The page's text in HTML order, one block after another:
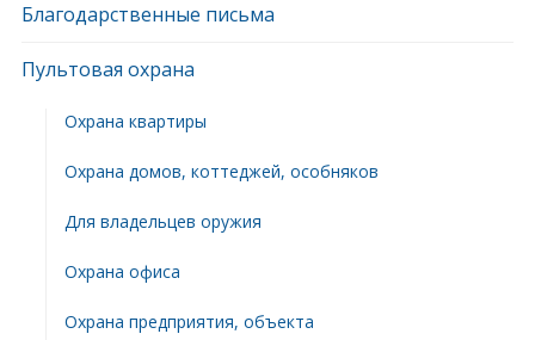
Благодарственные письма
Пультовая охрана
Охрана квартиры
Охрана домов, коттеджей, особняков
Для владельцев оружия
Охрана офиса
Охрана предприятия, объекта